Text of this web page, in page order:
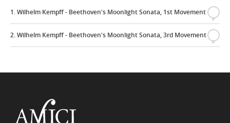
1. Wilhelm Kempff - Beethoven's Moonlight Sonata, 1st Movement
{
2. Wilhelm Kempff - Beethoven's Moonlight Sonata, 3rd Movement
{